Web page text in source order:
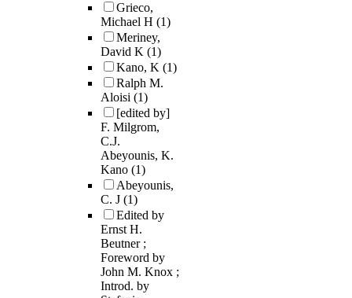
Grieco,
Michael H (1)
Meriney,
David K (1)
Kano, K (1)
Ralph M.
Aloisi (1)
[edited by]
F. Milgrom,
C.J.
Abeyounis, K.
Kano (1)
Abeyounis,
C. J (1)
Edited by
Ernst H.
Beutner ;
Foreword by
John M. Knox ;
Introd. by